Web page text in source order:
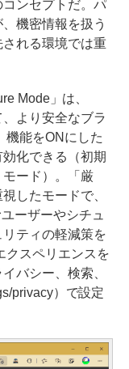
ンセプトだ。パ
機密情報を扱う
れる環境では重
Mode」は、
より安全なブラ
機能をONにした
化できる（初期
ード）。「厳
したモードで、
ーザーやシチュ
ティの軽減策を
クスペリエンスを
バシー、検索、
privacy）で設定